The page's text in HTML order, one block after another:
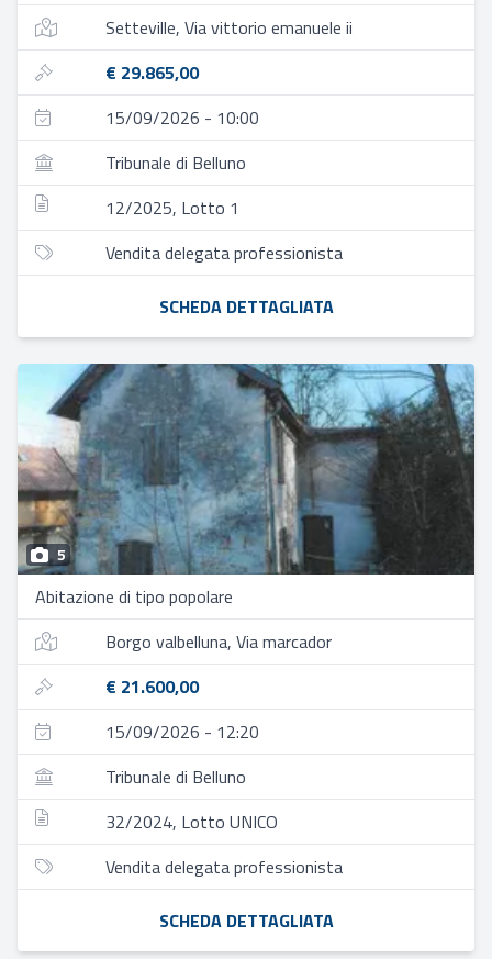
Setteville, Via vittorio emanuele ii
€ 29.865,00
15/09/2026 - 10:00
Tribunale di Belluno
12/2025, Lotto 1
Vendita delegata professionista
SCHEDA DETTAGLIATA
5
Abitazione di tipo popolare
Borgo valbelluna, Via marcador
€ 21.600,00
15/09/2026 - 12:20
Tribunale di Belluno
32/2024, Lotto UNICO
Vendita delegata professionista
SCHEDA DETTAGLIATA